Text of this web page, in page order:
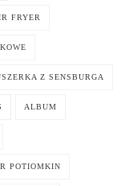
FRYER
Z SENSBURGA
ALBUM
POTIOMKIN